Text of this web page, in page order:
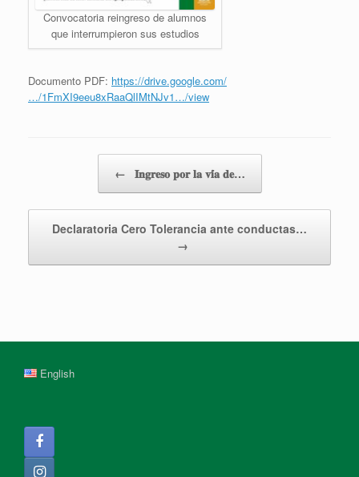
Convocatoria reingreso de alumnos
que interrumpieron sus estudios
Documento PDF: https://drive.google.com/
…/1FmXI9eeu8xRaaQlIMtNJv1…/view
← 𝐈𝐧𝐠𝐫𝐞𝐬𝐨 𝐩𝐨𝐫 𝐥𝐚 𝐯𝐢́𝐚 𝐝𝐞…
Declaratoria Cero Tolerancia ante conductas…
→
English